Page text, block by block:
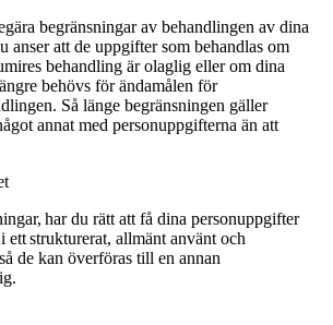
begränsningar av behandlingen av dina
anser att de uppgifter som behandlas om
behandling är olaglig eller om dina
behövs för ändamålen för
Så länge begränsningen gäller
annat med personuppgifterna än att
har du rätt att få dina personuppgifter
ett strukturerat, allmänt använt och
de kan överföras till en annan